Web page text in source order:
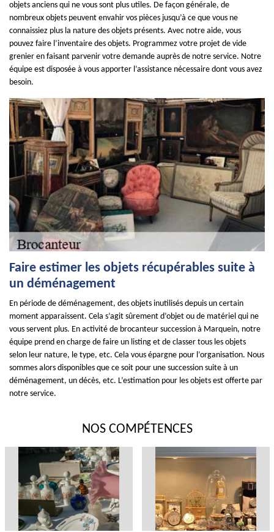
objets anciens qui ne vous sont plus utiles. De façon générale, de
nombreux objets peuvent envahir vos pièces jusqu’à ce que vous ne
connaissiez plus la nature des objets présents. Avec notre aide, vous
pouvez faire l’inventaire des objets. Programmez votre projet de vide
grenier en faisant parvenir votre demande auprès de notre service. Notre
équipe est disposée à vous apporter l’assistance nécessaire dont vous avez
besoin.
Faire estimer les objets récupérables suite à
un déménagement
En période de déménagement, des objets inutilisés depuis un certain
moment apparaissent. Cela s’agit sûrement d’objet ou de matériel qui ne
vous servent plus. En activité de brocanteur succession à Marquein, notre
équipe prend en charge de faire un listing et de classer tous les objets
selon leur nature, le type, etc. Cela vous épargne pour l’organisation. Nous
sommes alors disponibles que ce soit pour une succession suite à un
déménagement, un décès, etc. L’estimation pour les objets est offerte par
notre service.
NOS COMPÉTENCES